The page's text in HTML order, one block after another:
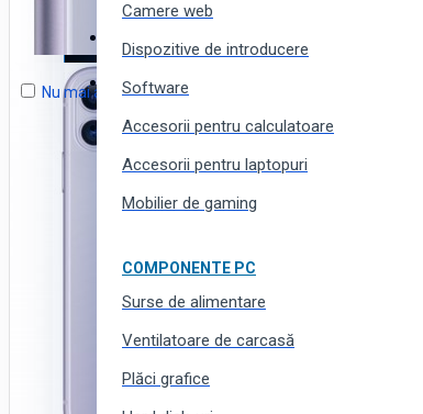
Nu mai arătați acest mesaj
Produse pentru toată familia
Produse sportive, pentru tourism și camping
Haine, încălțăminte și accesorii
Coșul este gol!
Camere web
Dispozitive de introducere
Software
Accesorii pentru calculatoare
Accesorii pentru laptopuri
Mobilier de gaming
COMPONENTE PC
Surse de alimentare
Ventilatoare de carcasă
Plăci grafice